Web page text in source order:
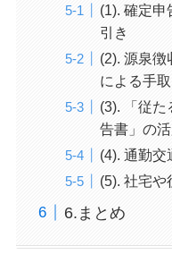
(1). 確定申
引き
(2). 源泉
による手
(3). 「従た
告書」の
(4). 通勤交
(5). 社宅
6.まとめ